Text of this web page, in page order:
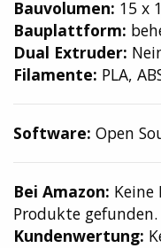
Bauvolumen: 15 x
Bauplattform:
Dual Extruder:
Filamente: PLA,
Software: Open
Bei Amazon: Keine
Produkte gefunden.
Kundenwertung: